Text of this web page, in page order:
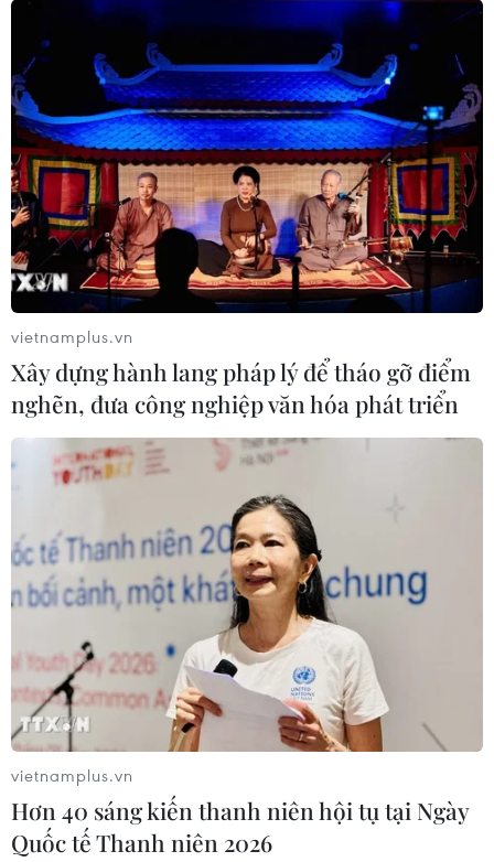
#VN Index
#thị trường chứng khoán
#đầu tư chứng khoán
#Rồng Việt-VDSC
#giá dầu thế giới
Theo dõi VietnamPlus
TIN LIÊN QUAN
vietnamplus.vn
Xây dựng hành lang pháp lý để tháo gỡ điểm
nghẽn, đưa công nghiệp văn hóa phát triển
vietnamplus.vn
Hơn 40 sáng kiến thanh niên hội tụ tại Ngày
Quốc tế Thanh niên 2026